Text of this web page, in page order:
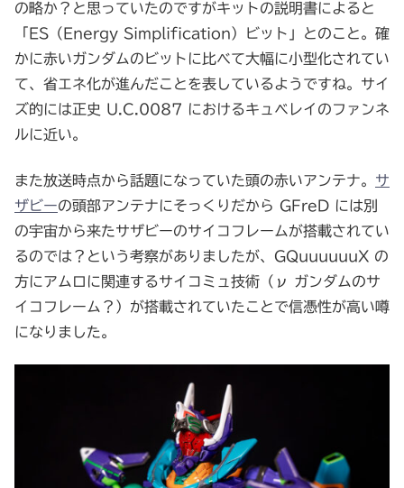
の略か？と思っていたのですがキットの説明書によると
「ES（Energy Simplification）ビット」とのこと。確
かに赤いガンダムのビットに比べて大幅に小型化されてい
て、省エネ化が進んだことを表しているようですね。サイ
ズ的には正史 U.C.0087 におけるキュベレイのファンネ
ルに近い。
また放送時点から話題になっていた頭の赤いアンテナ。 サ
ザビーの頭部アンテナにそっくりだから GFreD には別
の宇宙から来たサザビーのサイコフレームが搭載されてい
るのでは？という考察がありましたが、GQuuuuuuX の
方にアムロに関連するサイコミュ技術（ν ガンダムのサ
イコフレーム？）が搭載されていたことで信憑性が高い噂
になりました。